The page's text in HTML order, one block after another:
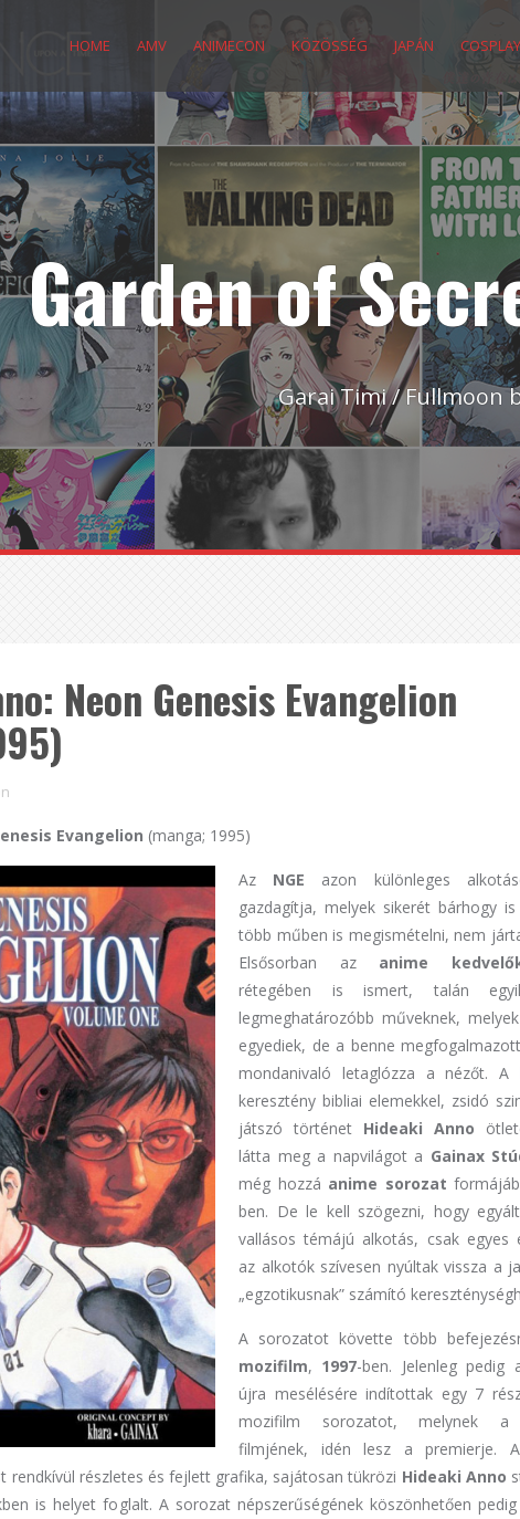
HOME AMV ANIMECON KÖZÖSSÉG JAPÁN COSPLAY
Garden of
Garai Timi / Fullmoon
Neon Genesis Evangelion
Evangelion (manga; 1995)
Az NGE azon különleges
gazdagítja, melyek sikerét bárhogy
több műben is megismételni, nem
Elsősorban az anime
rétegében is ismert, talán
legmeghatározóbb műveknek,
egyediek, de a benne
mondanivaló letaglózza a nézőt. A
keresztény bibliai elemekkel, zsidó
játszó történet Hideaki Anno
látta meg a napvilágot a Gainax
még hozzá anime sorozat
ben. De le kell szögezni, hogy
vallásos témájú alkotás, csak egyes
az alkotók szívesen nyúltak vissza a
„egzotikusnak” számító
A sorozatot követte több
mozifilm, 1997-ben. Jelenleg pedig
újra mesélésére indítottak egy 7
mozifilm sorozatot, melynek a
filmjének, idén lesz a premierje.
rendkívül részletes és fejlett grafika, sajátosan tükrözi Hideaki Anno
is helyet foglalt. A sorozat népszerűségének köszönhetően pedig